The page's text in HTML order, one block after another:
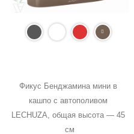
Фикус Бенджамина мини в
кашпо с автополивом
LECHUZA, общая высота — 45
см